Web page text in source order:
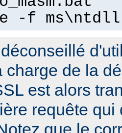
-f
charge de la
est alors
requête
que le